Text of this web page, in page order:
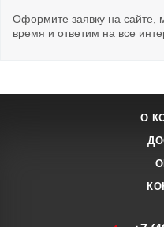
Оформите заявку на
время и ответим на все
О